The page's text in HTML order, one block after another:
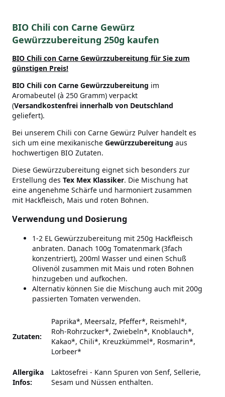
BIO Chili con Carne Gewürz
Gewürzzubereitung 250g kaufen
BIO Chili con Carne Gewürzzubereitung für Sie zum
günstigen Preis!
BIO Chili con Carne Gewürzzubereitung im
Aromabeutel (à 250 Gramm) verpackt
(Versandkostenfrei innerhalb von Deutschland
geliefert).
Bei unserem Chili con Carne Gewürz Pulver handelt es
sich um eine mexikanische Gewürzzubereitung aus
hochwertigen BIO Zutaten.
Diese Gewürzzubereitung eignet sich besonders zur
Erstellung des Tex Mex Klassiker. Die Mischung hat
eine angenehme Schärfe und harmoniert zusammen
mit Hackfleisch, Mais und roten Bohnen.
Verwendung und Dosierung
1-2 EL Gewürzzubereitung mit 250g Hackfleisch
anbraten. Danach 100g Tomatenmark (3fach
konzentriert), 200ml Wasser und einen Schuß
Olivenöl zusammen mit Mais und roten Bohnen
hinzugeben und aufkochen.
Alternativ können Sie die Mischung auch mit 200g
passierten Tomaten verwenden.
Zutaten:
Paprika*, Meersalz, Pfeffer*, Reismehl*,
Roh-Rohrzucker*, Zwiebeln*, Knoblauch*,
Kakao*, Chili*, Kreuzkümmel*, Rosmarin*,
Lorbeer*
Allergika
Infos:
Laktosefrei - Kann Spuren von Senf, Sellerie,
Sesam und Nüssen enthalten.